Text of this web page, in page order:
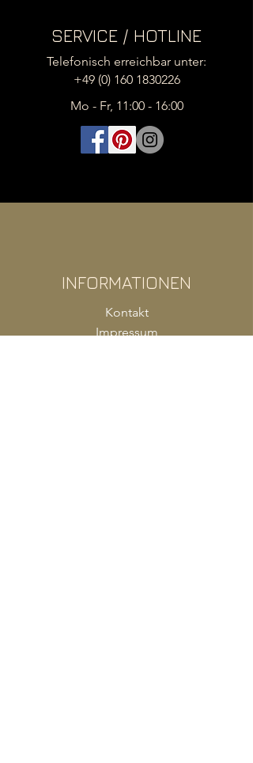
SERVICE / HOTLINE
Telefonisch erreichbar unter:
+49 (0) 160 1830226
Mo - Fr, 11:00 - 16:00
INFORMATIONEN
Kontakt
Impressum